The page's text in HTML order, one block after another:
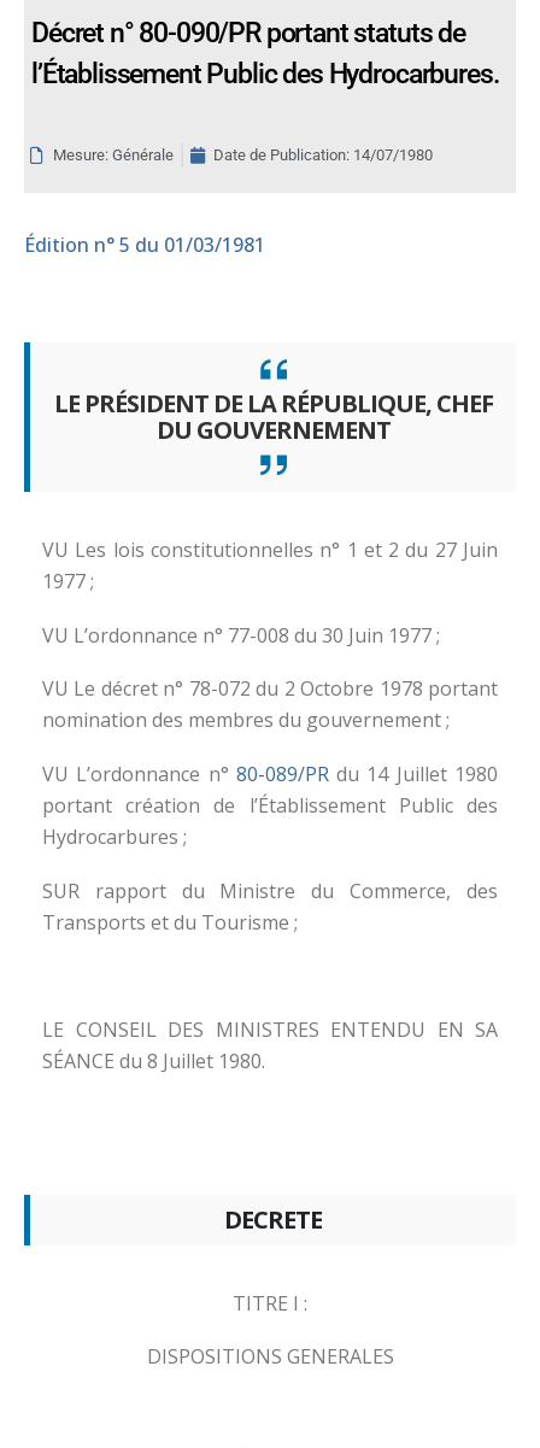
Décret n° 80-090/PR portant statuts de
l’Établissement Public des Hydrocarbures.
Mesure: Générale Date de Publication: 14/07/1980
Édition n° 5 du 01/03/1981
LE PRÉSIDENT DE LA RÉPUBLIQUE, CHEF
DU GOUVERNEMENT
VU Les lois constitutionnelles n° 1 et 2 du 27 Juin
1977 ;
VU L’ordonnance n° 77-008 du 30 Juin 1977 ;
VU Le décret n° 78-072 du 2 Octobre 1978 portant
nomination des membres du gouvernement ;
VU L’ordonnance n° 80-089/PRdu 14 Juillet 1980
portant création de l’Établissement Public des
Hydrocarbures ;
SUR rapport du Ministre du Commerce, des
Transports et du Tourisme ;
LE CONSEIL DES MINISTRES ENTENDU EN SA
SÉANCE du 8 Juillet 1980.
DECRETE
TITRE I :
DISPOSITIONS GENERALES